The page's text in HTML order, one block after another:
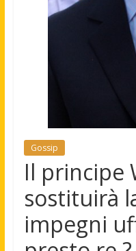
Gossip
Il principe
sostituirà
impegni